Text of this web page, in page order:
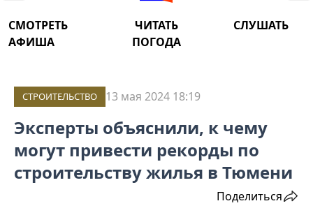
СМОТРЕТЬ ЧИТАТЬ
СЛУШАТЬ
АФИША
ПОГОДА
СТРОИТЕЛЬСТВО 13 мая 2024 18:19
Эксперты объяснили, к чему
могут привести рекорды по
строительству жилья в Тюмени
Поделиться